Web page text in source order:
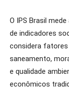
O IPS Brasil
de indicadores
considera fatores
saneamento,
e qualidade
econômicos